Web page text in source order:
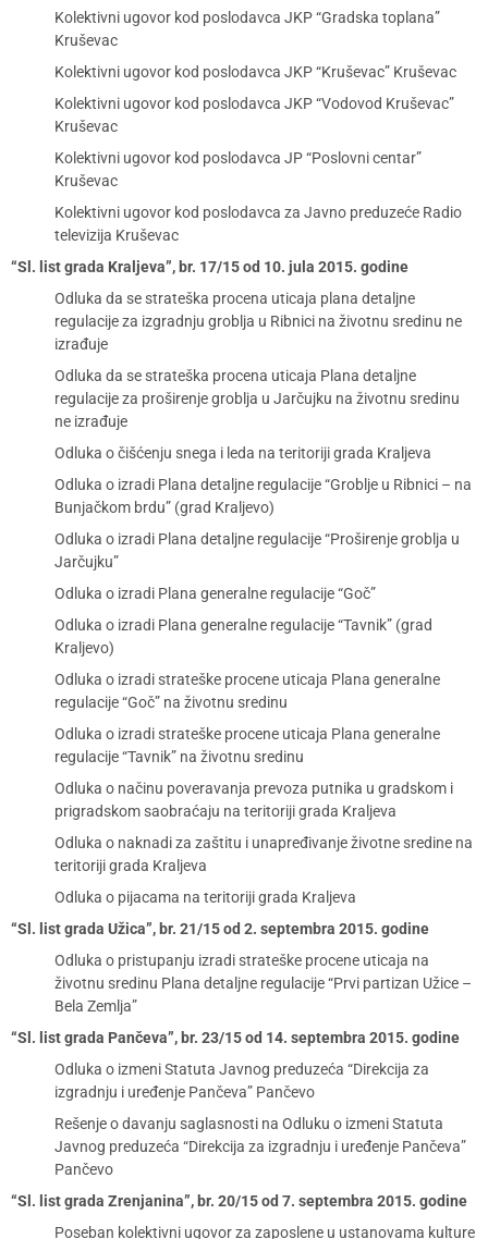
Kolektivni ugovor kod poslodavca JKP “Gradska toplana”
Kruševac
Kolektivni ugovor kod poslodavca JKP “Kruševac” Kruševac
Kolektivni ugovor kod poslodavca JKP “Vodovod Kruševac”
Kruševac
Kolektivni ugovor kod poslodavca JP “Poslovni centar”
Kruševac
Kolektivni ugovor kod poslodavca za Javno preduzeće Radio
televizija Kruševac
“Sl. list grada Kraljeva”, br. 17/15 od 10. jula 2015. godine
Odluka da se strateška procena uticaja plana detaljne
regulacije za izgradnju groblja u Ribnici na životnu sredinu ne
izrađuje
Odluka da se strateška procena uticaja Plana detaljne
regulacije za proširenje groblja u Jarčujku na životnu sredinu
ne izrađuje
Odluka o čišćenju snega i leda na teritoriji grada Kraljeva
Odluka o izradi Plana detaljne regulacije “Groblje u Ribnici – na
Bunjačkom brdu” (grad Kraljevo)
Odluka o izradi Plana detaljne regulacije “Proširenje groblja u
Jarčujku”
Odluka o izradi Plana generalne regulacije “Goč”
Odluka o izradi Plana generalne regulacije “Tavnik” (grad
Kraljevo)
Odluka o izradi strateške procene uticaja Plana generalne
regulacije “Goč” na životnu sredinu
Odluka o izradi strateške procene uticaja Plana generalne
regulacije “Tavnik” na životnu sredinu
Odluka o načinu poveravanja prevoza putnika u gradskom i
prigradskom saobraćaju na teritoriji grada Kraljeva
Odluka o naknadi za zaštitu i unapređivanje životne sredine na
teritoriji grada Kraljeva
Odluka o pijacama na teritoriji grada Kraljeva
“Sl. list grada Užica”, br. 21/15 od 2. septembra 2015. godine
Odluka o pristupanju izradi strateške procene uticaja na
životnu sredinu Plana detaljne regulacije “Prvi partizan Užice –
Bela Zemlja”
“Sl. list grada Pančeva”, br. 23/15 od 14. septembra 2015. godine
Odluka o izmeni Statuta Javnog preduzeća “Direkcija za
izgradnju i uređenje Pančeva” Pančevo
Rešenje o davanju saglasnosti na Odluku o izmeni Statuta
Javnog preduzeća “Direkcija za izgradnju i uređenje Pančeva”
Pančevo
“Sl. list grada Zrenjanina”, br. 20/15 od 7. septembra 2015. godine
Poseban kolektivni ugovor za zaposlene u ustanovama kulture